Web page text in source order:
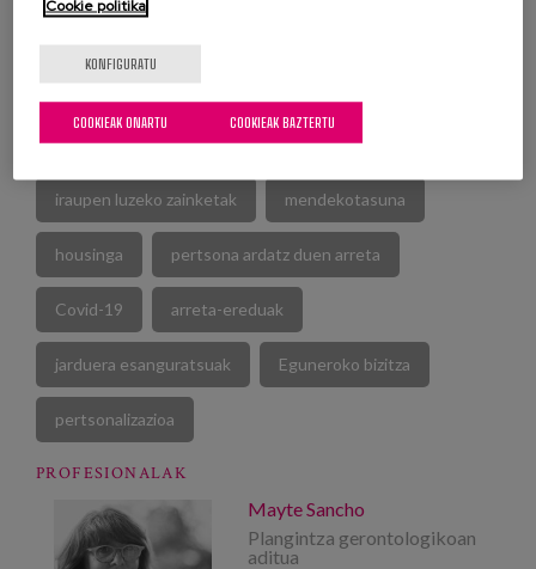
IKUSI ARGITALPENA
iraupen luzeko zainketak mendekotasuna
housinga pertsona ardatz duen arreta
Covid-19 arreta-ereduak
jarduera esanguratsuak Eguneroko bizitza
pertsonalizazioa
PROFESIONALAK
Mayte Sancho
Plangintza gerontologikoan
aditua
Cookie politika
KONFIGURATU
COOKIEAK BAZTERTU
COOKIEAK ONARTU